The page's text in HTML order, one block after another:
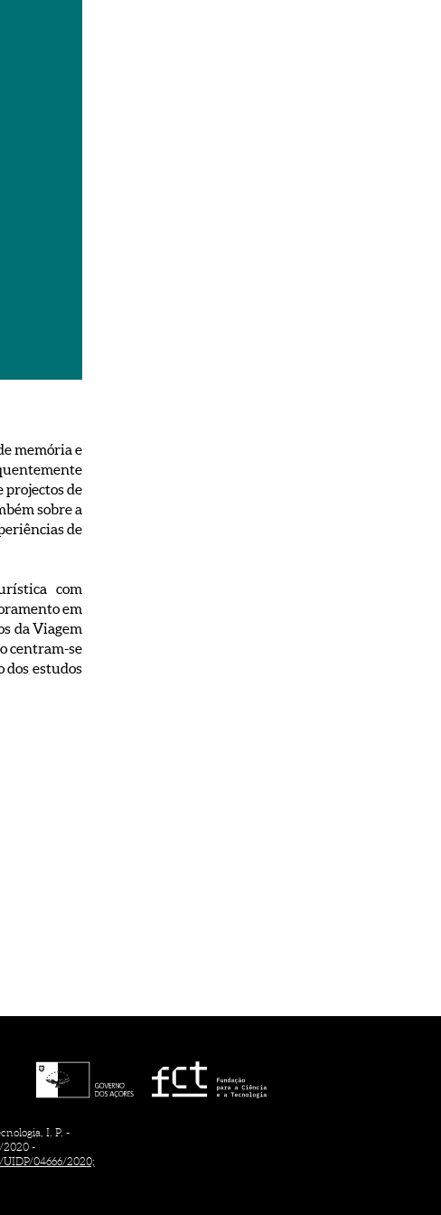
memória e
projectos de
sobre a
de
com
em
da Viagem
centram-se
dos estudos
I. P. -
2020 -
04666/2020;